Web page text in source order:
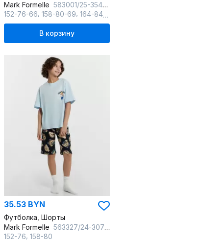
134-68-60
Mark Formelle 583001/25-35419ПП-0 клетка_полуночно_синяя
152-76-66 158-80-69 164-84-72
В корзину
35.53 BYN
Футболка, Шорты
Mark Formelle 563327/24-30792ПП-0 кристалл_мишки_на_неви_3_сл_на_пол_3_сл_на_спинке
152-76 158-80